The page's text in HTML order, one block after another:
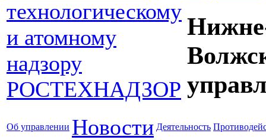
Об управлении Новости Деятельность